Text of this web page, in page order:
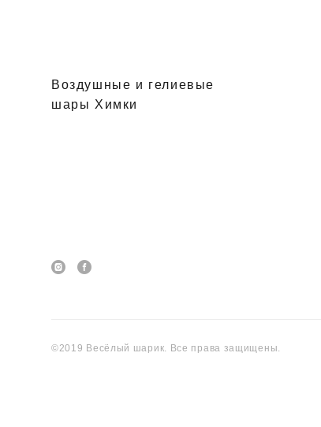
Воздушные и гелиевые
шары Химки
©2019 Весёлый шарик. Все права защищены.